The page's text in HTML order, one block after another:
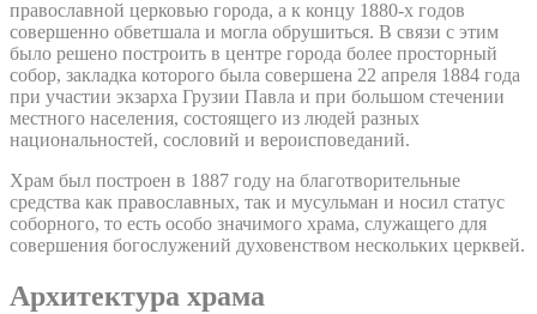
православной церковью города, а к концу 1880-х годов
совершенно обветшала и могла обрушиться. В связи с этим
было решено построить в центре города более просторный
собор, закладка которого была совершена 22 апреля 1884 года
при участии экзарха Грузии Павла и при большом стечении
местного населения, состоящего из людей разных
национальностей, сословий и вероисповеданий.
Храм был построен в 1887 году на благотворительные
средства как православных, так и мусульман и носил статус
соборного, то есть особо значимого храма, служащего для
совершения богослужений духовенством нескольких церквей.
Архитектура храма